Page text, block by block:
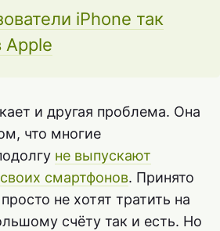
iPhone так
Apple
и другая проблема. Она
что многие
не выпускают
смартфонов. Принято
не хотят тратить на
счёту так и есть. Но